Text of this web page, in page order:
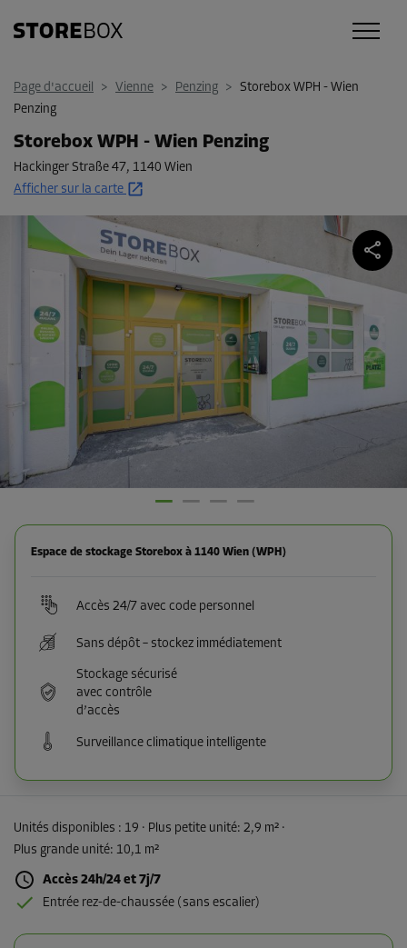
Page d'accueil > Vienne > Penzing > Storebox WPH - Wien
Penzing
Storebox WPH - Wien Penzing
Hackinger Straße 47, 1140 Wien
Afficher sur la carte
Espace de stockage Storebox à 1140 Wien (WPH)
Accès 24/7 avec code personnel
Sans dépôt – stockez immédiatement
Stockage sécurisé
avec contrôle
d’accès
Surveillance climatique intelligente
Unités disponibles : 19 · Plus petite unité: 2,9 m² ·
Plus grande unité: 10,1 m²
Accès 24h/24 et 7j/7
Entrée rez-de-chaussée (sans escalier)